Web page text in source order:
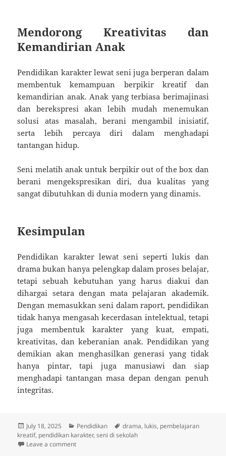
Mendorong Kreativitas dan
Kemandirian Anak
Pendidikan karakter lewat seni juga berperan dalam
membentuk kemampuan berpikir kreatif dan
kemandirian anak. Anak yang terbiasa berimajinasi
dan berekspresi akan lebih mudah menemukan
solusi atas masalah, berani mengambil inisiatif,
serta lebih percaya diri dalam menghadapi
tantangan hidup.
Seni melatih anak untuk berpikir out of the box dan
berani mengekspresikan diri, dua kualitas yang
sangat dibutuhkan di dunia modern yang dinamis.
Kesimpulan
Pendidikan karakter lewat seni seperti lukis dan
drama bukan hanya pelengkap dalam proses belajar,
tetapi sebuah kebutuhan yang harus diakui dan
dihargai setara dengan mata pelajaran akademik.
Dengan memasukkan seni dalam raport, pendidikan
tidak hanya mengasah kecerdasan intelektual, tetapi
juga membentuk karakter yang kuat, empati,
kreativitas, dan keberanian anak. Pendidikan yang
demikian akan menghasilkan generasi yang tidak
hanya pintar, tapi juga manusiawi dan siap
menghadapi tantangan masa depan dengan penuh
integritas.
Posted
on
July 18, 2025 Categories
Pendidikan Tags
drama, lukis, pembelajaran
kreatif, pendidikan karakter,seni di sekolah
Leave a commenton Pendidikan Karakter Lewat Seni: Mengapa Lukis